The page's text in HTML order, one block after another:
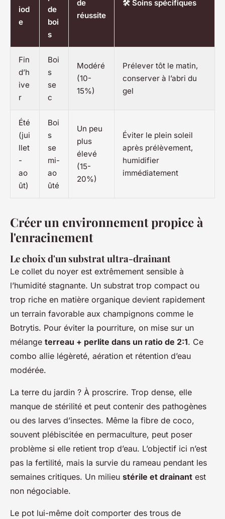
iod
e
de
boi
s
de
réussite
🛠 Soins spécifiques
Fin
d’h
ive
r
Boi
s
se
c
Modéré
(10-
15%)
Prélever tôt le matin,
conserver à l’abri du
gel
Été
(jui
llet
-
ao
ût)
Boi
s
se
mi-
ao
ûté
Un peu
plus
élevé
(15-
20%)
Éviter le plein soleil
après prélèvement,
humidifier
immédiatement
Créer un environnement propice à
l'enracinement
Le choix d'un substrat ultra-drainant
Le collet du noyer est extrêmement sensible à
l’humidité stagnante. Un substrat trop compact ou
trop riche en matière organique devient rapidement
un terrain favorable aux champignons comme le
Botrytis. Pour éviter la pourriture, on mise sur un
mélange terreau + perlite dans un ratio de 2:1. Ce
combo allie légèreté, aération et rétention d’eau
modérée.
La terre du jardin ? À proscrire. Trop dense, elle
manque de stérilité et peut contenir des pathogènes
ou des larves d’insectes. Même la fibre de coco,
souvent plébiscitée en permaculture, peut poser
problème si elle retient trop d’eau. L’objectif ici n’est
pas la fertilité, mais la survie du rameau pendant les
semaines critiques. Un milieu stérile et drainant est
non négociable.
Le pot lui-même doit comporter des trous de